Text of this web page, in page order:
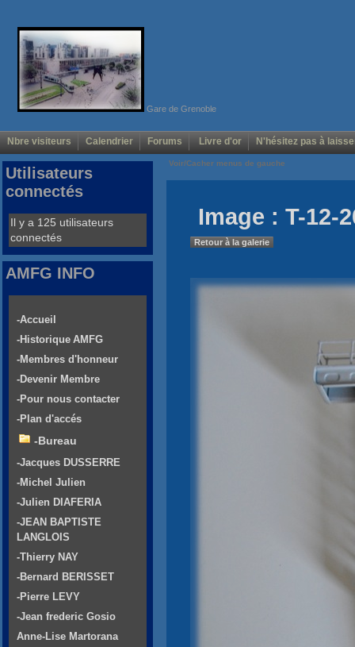
Gare de Grenoble
Nbre visiteurs Calendrier Forums Livre d'or N'hésitez pas à
Voir/Cacher menus de gauche
Image : T-12-
Retour à la galerie
Utilisateurs
connectés
Il y a 125 utilisateurs
connectés
AMFG INFO
-Accueil
-Historique AMFG
-Membres d'honneur
-Devenir Membre
-Pour nous contacter
-Plan d'accés
-Bureau
-Jacques DUSSERRE
-Michel Julien
-Julien DIAFERIA
-JEAN BAPTISTE
LANGLOIS
-Thierry NAY
-Bernard BERISSET
-Pierre LEVY
-Jean frederic Gosio
Anne-Lise Martorana